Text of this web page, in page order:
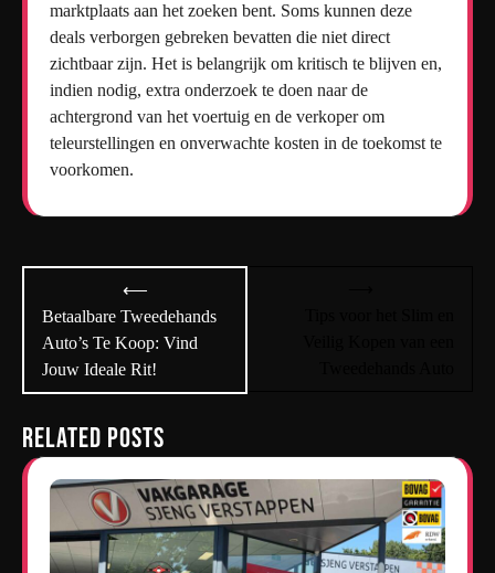
marktplaats aan het zoeken bent. Soms kunnen deze
deals verborgen gebreken bevatten die niet direct
zichtbaar zijn. Het is belangrijk om kritisch te blijven en,
indien nodig, extra onderzoek te doen naar de
achtergrond van het voertuig en de verkoper om
teleurstellingen en onverwachte kosten in de toekomst te
voorkomen.
navigatie
⟵
Betaalbare Tweedehands
Auto’s Te Koop: Vind
Jouw Ideale Rit!
Related Posts